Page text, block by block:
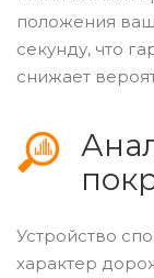
положения
секунду, что
снижает
Устройство
характер